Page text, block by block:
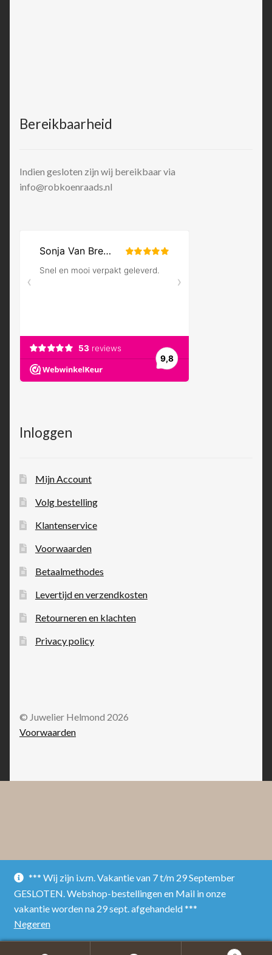
*** Wij zijn i.v.m. Vakantie van 7 t/m 29 September
GESLOTEN. Webshop-bestellingen en Mail in onze
vakantie worden na 29 sept. afgehandeld ***
Negeren
Bereikbaarheid
Indien gesloten zijn wij bereikbaar via
info@robkoenraads.nl
Inloggen
Mijn Account
Volg bestelling
Klantenservice
Voorwaarden
Betaalmethodes
Levertijd en verzendkosten
Retourneren en klachten
Privacy policy
© Juwelier Helmond 2026
Voorwaarden